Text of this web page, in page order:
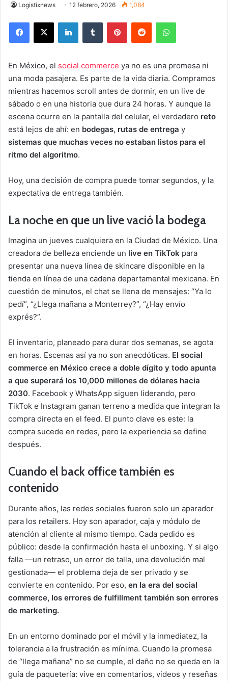
Logistixnews 12 febrero, 2026 1,084
En México, el social commerce ya no es una promesa ni
una moda pasajera. Es parte de la vida diaria. Compramos
mientras hacemos scroll antes de dormir, en un live de
sábado o en una historia que dura 24 horas. Y aunque la
escena ocurre en la pantalla del celular, el verdadero reto
está lejos de ahí: en bodegas, rutas de entrega y
sistemas que muchas veces no estaban listos para el
ritmo del algoritmo.
Hoy, una decisión de compra puede tomar segundos, y la
expectativa de entrega también.
La noche en que un live vació la bodega
Imagina un jueves cualquiera en la Ciudad de México. Una
creadora de belleza enciende un live en TikTok para
presentar una nueva línea de skincare disponible en la
tienda en línea de una cadena departamental mexicana. En
cuestión de minutos, el chat se llena de mensajes: “Ya lo
pedí”, “¿Llega mañana a Monterrey?”, “¿Hay envío
exprés?”.
El inventario, planeado para durar dos semanas, se agota
en horas. Escenas así ya no son anecdóticas. El social
commerce en México crece a doble dígito y todo apunta
a que superará los 10,000 millones de dólares hacia
2030. Facebook y WhatsApp siguen liderando, pero
TikTok e Instagram ganan terreno a medida que integran la
compra directa en el feed. El punto clave es este: la
compra sucede en redes, pero la experiencia se define
después.
Cuando el back office también es
contenido
Durante años, las redes sociales fueron solo un aparador
para los retailers. Hoy son aparador, caja y módulo de
atención al cliente al mismo tiempo. Cada pedido es
público: desde la confirmación hasta el unboxing. Y si algo
falla —un retraso, un error de talla, una devolución mal
gestionada— el problema deja de ser privado y se
convierte en contenido. Por eso, en la era del social
commerce, los errores de fulfillment también son errores
de marketing.
En un entorno dominado por el móvil y la inmediatez, la
tolerancia a la frustración es mínima. Cuando la promesa
de “llega mañana” no se cumple, el daño no se queda en la
guía de paquetería: vive en comentarios, videos y reseñas